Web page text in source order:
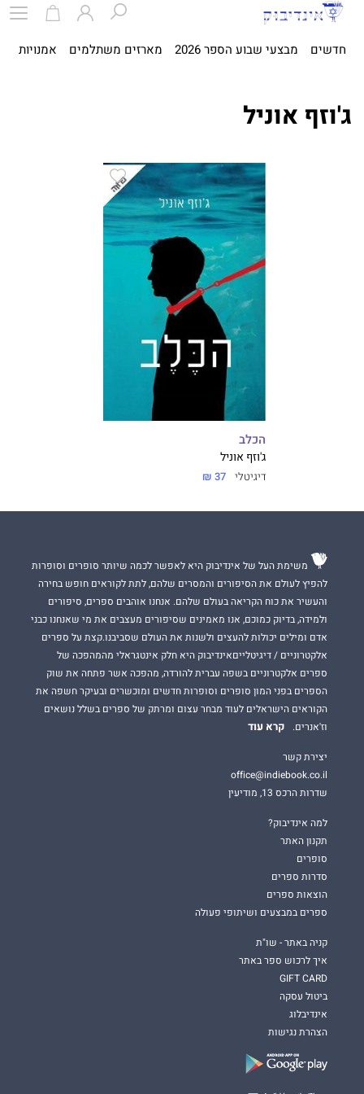
חדשים מבצעי שבוע הספר 2026 מארזים משתלמים אמנויות
ג'וזף אוניל
הכלב
ג'וזף אוניל
דיגיטלי 37 ₪
משימת העל של אינדיבוק היא לאפשר לכמה שיותר סופרים וסופרות
להפיץ לעולם את הסיפורים והמסרים שלהם, לתת לקוראים חופש בחירה
והעשיר את כוח הקריאה בעולם שלהם. אנחנו אוהבים ספרים, סיפורים
ולמידה, בדיוק כמוכם, אנו מאמינים שסיפורים מעצבים את מי שאנחנו כבני
אדם ומילים יכולות להעצים ולשנות את העולם שסביבנו.קצת על ספרים
אלקטרוניים / דיגיטלייםאינדיבוק היא חלק אינטגראלי מהמהפכה של
ספרים אלקטרוניים בשפה עברית להורדה, מהפכה אשר פתחה את שוק
הספרים בפני המון סופרים וסופרות חדשים ומוכשרים ובעיקר חשפה את
הקוראים הישראלים לעוד מבחר עצום ומרתק של ספרים בשלל נושאים
וז'אנרים.
קרא עוד
יצירת קשר
office@indiebook.co.il
שדרות הרכס 13, מודיעין
למה אינדיבוק?
תקנון האתר
סופרים
סדרות ספרים
הוצאות ספרים
ספרים במבצעים ושיתופי פעולה
קניה באתר - שו"ת
איך לרכוש ספר באתר
GIFT CARD
ביטול עסקה
אינדיבלוג
הצהרת נגישות